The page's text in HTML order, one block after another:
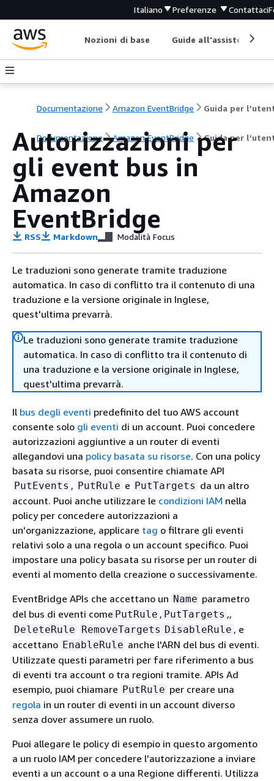
Italiano Preferenze Contattaci
Nozioni di base Guide all'assistenza
Documentazione Amazon EventBridge Guida per
Documentazione Amazon EventBridge Guida per
Autorizzazioni per
gli event bus in
Amazon
EventBridge
RSS Markdown Modalità Focus
Le traduzioni sono generate tramite traduzione
automatica. In caso di conflitto tra il contenuto di una
traduzione e la versione originale in Inglese,
quest'ultima prevarrà.
Le traduzioni sono generate tramite traduzione
automatica. In caso di conflitto tra il contenuto di
una traduzione e la versione originale in Inglese,
quest'ultima prevarrà.
Il bus degli eventi predefinito del tuo AWS account
consente solo gli eventi di un account. Puoi concedere
autorizzazioni aggiuntive a un router di eventi
allegandovi una policy basata su risorse. Con una policy
basata su risorse, puoi consentire chiamate API
PutEvents , PutRule e PutTargets da un altro
account. Puoi anche utilizzare le condizioni IAM nella
policy per concedere autorizzazioni a
un'organizzazione, applicare tag o filtrare gli eventi
relativi solo a una regola o un account specifico. Puoi
impostare una policy basata su risorse per un router di
eventi al momento della creazione o successivamente.
EventBridge APIs che accettano un Name parametro
del bus di eventi come PutRule , PutTargets ,,
DeleteRule RemoveTargets DisableRule , e
accettano EnableRule anche l'ARN del bus di eventi.
Utilizzate questi parametri per fare riferimento a bus
di eventi tra account o tra regioni tramite. APIs Ad
esempio, puoi chiamare PutRule per creare una
regola in un router di eventi in un account diverso
senza dover assumere un ruolo.
Puoi allegare le policy di esempio in questo argomento
a un ruolo IAM per concedere l'autorizzazione a inviare
eventi a un account o a una Regione differenti. Utilizza